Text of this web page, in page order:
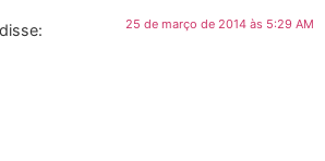
disse: 25 de março de 2014 às 5:29 AM